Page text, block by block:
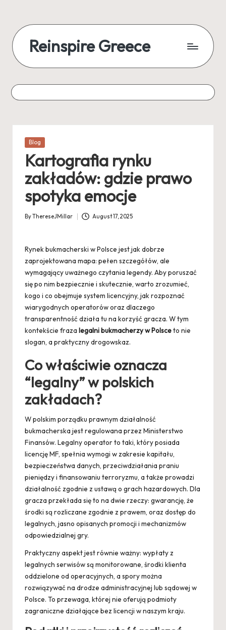
Reinspire Greece
Posted
Blog
Kartografia rynku
zakładów: gdzie prawo
spotyka emocje
Posted
ByThereseJMillar August 17, 2025
Rynek bukmacherski w Polsce jest jak dobrze
zaprojektowana mapa: pełen szczegółów, ale
wymagający uważnego czytania legendy. Aby poruszać
się po nim bezpiecznie i skutecznie, warto zrozumieć,
kogo i co obejmuje system licencyjny, jak rozpoznać
wiarygodnych operatorów oraz dlaczego
transparentność działa tu na korzyść gracza. W tym
kontekście fraza legalni bukmacherzy w Polsceto nie
slogan, a praktyczny drogowskaz.
Co właściwie oznacza
“legalny” w polskich
zakładach?
W polskim porządku prawnym działalność
bukmacherska jest regulowana przez Ministerstwo
Finansów. Legalny operator to taki, który posiada
licencję MF, spełnia wymogi w zakresie kapitału,
bezpieczeństwa danych, przeciwdziałania praniu
pieniędzy i finansowaniu terroryzmu, a także prowadzi
działalność zgodnie z ustawą o grach hazardowych. Dla
gracza przekłada się to na dwie rzeczy: gwarancję, że
środki są rozliczane zgodnie z prawem, oraz dostęp do
legalnych, jasno opisanych promocji i mechanizmów
odpowiedzialnej gry.
Praktyczny aspekt jest równie ważny: wypłaty z
legalnych serwisów są monitorowane, środki klienta
oddzielone od operacyjnych, a spory można
rozwiązywać na drodze administracyjnej lub sądowej w
Polsce. To przewaga, której nie oferują podmioty
zagraniczne działające bez licencji w naszym kraju.